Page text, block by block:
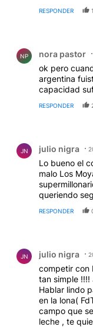
RESPONDER 1
NP nora pastor
ok pero
argentina
capacidad
RESPONDER
JN julio nigra
Lo bueno el
malo Los
queriendo
RESPONDER
JN julio nigra
competir con
tan simple !!!!
Hablar lindo
en la lona(
campo que
leche , te